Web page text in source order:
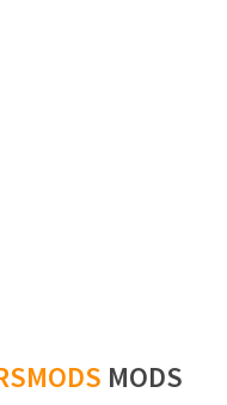
MODS